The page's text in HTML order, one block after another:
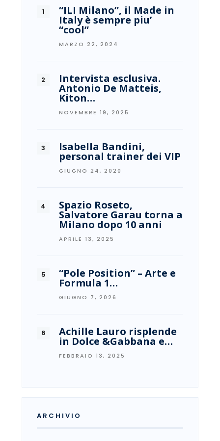
“ILI Milano”, il Made in
Italy è sempre piu’
“cool”
MARZO 22, 2024
Intervista esclusiva.
Antonio De Matteis,
Kiton…
NOVEMBRE 19, 2025
Isabella Bandini,
personal trainer dei VIP
GIUGNO 24, 2020
Spazio Roseto,
Salvatore Garau torna a
Milano dopo 10 anni
APRILE 13, 2025
“Pole Position” – Arte e
Formula 1…
GIUGNO 7, 2026
Achille Lauro risplende
in Dolce &Gabbana e…
FEBBRAIO 13, 2025
ARCHIVIO